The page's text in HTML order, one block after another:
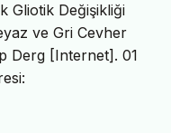
Gliotik Değişikliği
ve Gri Cevher
Derg [Internet]. 01